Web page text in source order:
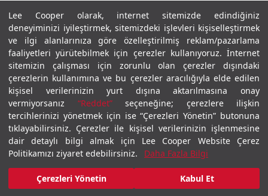
Lee Cooper olarak, internet sitemizde edindiğiniz
deneyiminizi iyileştirmek, sitemizdeki işlevleri kişiselleştirmek
ve ilgi alanlarınıza göre özelleştirilmiş reklam/pazarlama
faaliyetleri yürütebilmek için çerezler kullanıyoruz. İnternet
sitemizin çalışması için zorunlu olan çerezler dışındaki
çerezlerin kullanımına ve bu çerezler aracılığıyla elde edilen
kişisel verilerinizin yurt dışına aktarılmasına onay
vermiyorsanız “Reddet”seçeneğine; çerezlere ilişkin
tercihlerinizi yönetmek için ise “Çerezleri Yönetin” butonuna
tıklayabilirsiniz. Çerezler ile kişisel verilerinizin işlenmesine
dair detaylı bilgi almak için Lee Cooper Website Çerez
Politikamızı ziyaret edebilirsiniz.
Daha Fazla Bilgi
Çerezleri Yönetin Kabul Et
Gizlilik PolitikasıÇerez Politikası KVKK Aydınlatma MetniŞartlar ve Koşullar
© 2026 Leecooper - Tüm Hakları Saklıdır.